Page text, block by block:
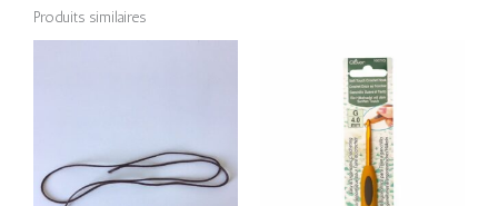
Produits similaires